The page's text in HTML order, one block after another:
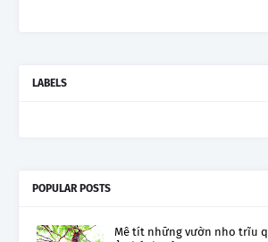
LABELS
POPULAR POSTS
Mê tít những vườn nho trĩu